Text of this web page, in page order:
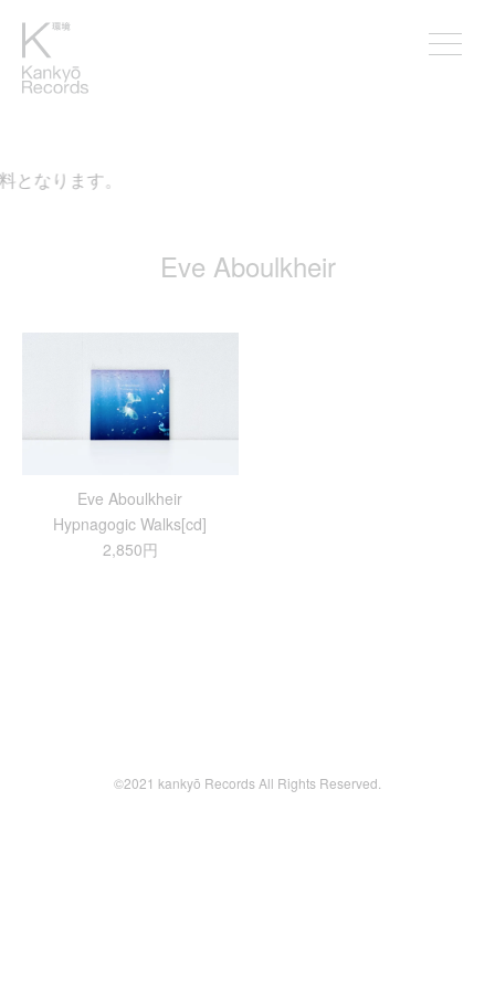
なります。
Eve Aboulkheir
Eve Aboulkheir
Hypnagogic Walks[cd]
2,850円
©2021 kankyō Records All Rights Reserved.